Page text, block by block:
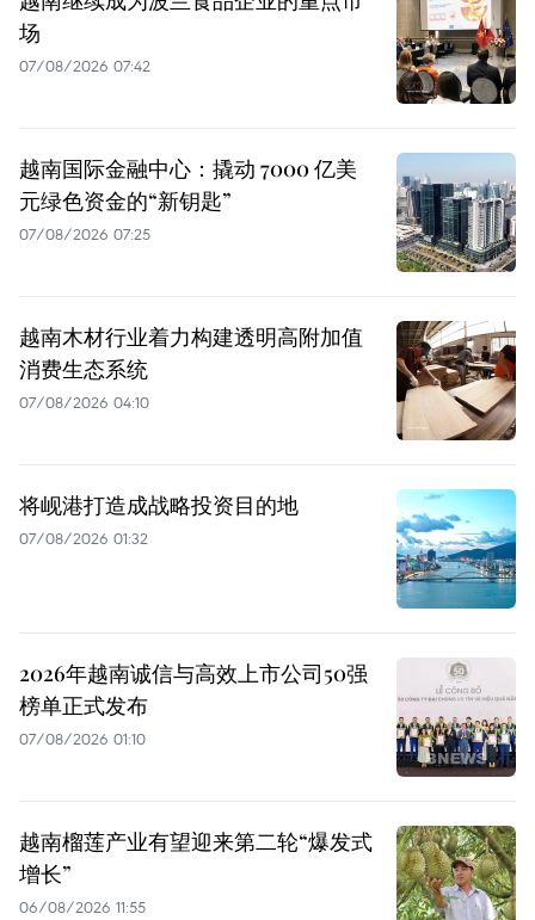
场
07/08/2026 07:42
越南国际金融中心：撬动 7000 亿美
元绿色资金的“新钥匙”
07/08/2026 07:25
越南木材行业着力构建透明高附加值
消费生态系统
07/08/2026 04:10
将岘港打造成战略投资目的地
07/08/2026 01:32
2026年越南诚信与高效上市公司50强
榜单正式发布
07/08/2026 01:10
越南榴莲产业有望迎来第二轮“爆发式
增长”
06/08/2026 11:55